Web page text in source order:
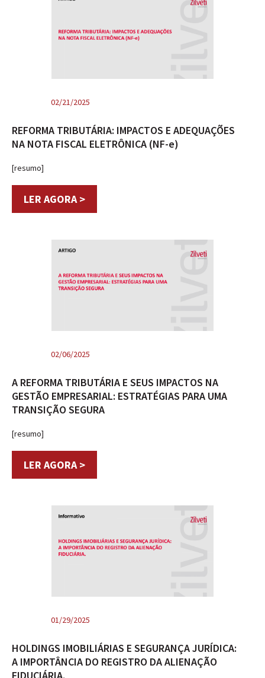
02/21/2025
REFORMA TRIBUTÁRIA: IMPACTOS E ADEQUAÇÕES
NA NOTA FISCAL ELETRÔNICA (NF-e)
[resumo]
LER AGORA >
02/06/2025
A REFORMA TRIBUTÁRIA E SEUS IMPACTOS NA
GESTÃO EMPRESARIAL: ESTRATÉGIAS PARA UMA
TRANSIÇÃO SEGURA
[resumo]
LER AGORA >
01/29/2025
HOLDINGS IMOBILIÁRIAS E SEGURANÇA JURÍDICA:
A IMPORTÂNCIA DO REGISTRO DA ALIENAÇÃO
FIDUCIÁRIA.